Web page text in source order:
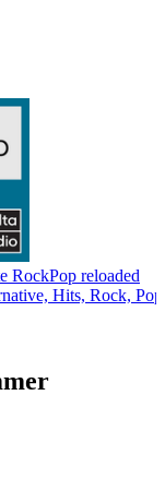
RockPop reloaded
Hits, Rock, Pop